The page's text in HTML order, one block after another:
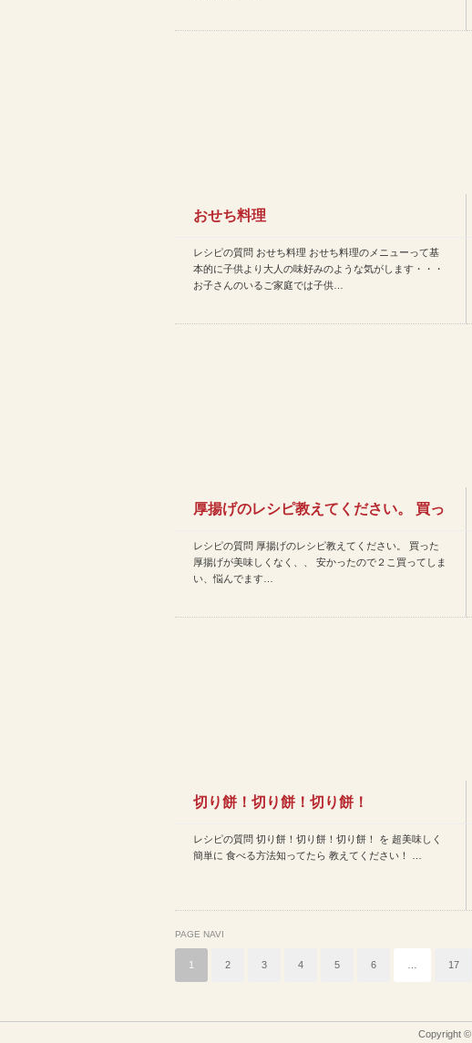
おせち料理
レシピの質問 おせち料理 おせち料理のメニューって基
本的に子供より大人の味好みのような気がします・・・
お子さんのいるご家庭では子供…
厚揚げのレシピ教えてください。 買っ
た厚揚げが美味しくなく、…
レシピの質問 厚揚げのレシピ教えてください。 買った
厚揚げが美味しくなく、、 安かったので２こ買ってしま
い、悩んでます…
切り餅！切り餅！切り餅！
レシピの質問 切り餅！切り餅！切り餅！ を 超美味しく
簡単に 食べる方法知ってたら 教えてください！ …
PAGE NAVI
1 2 3 4 5 6 17
Copyright ©